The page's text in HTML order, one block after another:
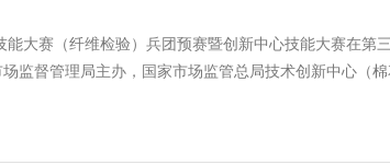
大赛（纤维检验）兵团预赛暨创新中心技能大赛在第
监督管理局主办，国家市场监管总局技术创新中心（棉